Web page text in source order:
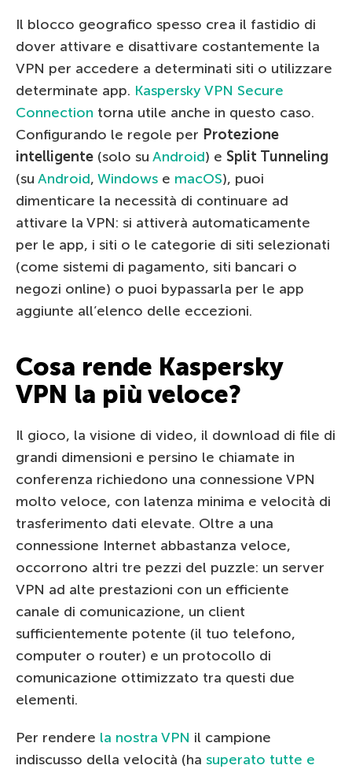
Il blocco geografico spesso crea il fastidio di
dover attivare e disattivare costantemente la
VPN per accedere a determinati siti o utilizzare
determinate app. Kaspersky VPN Secure
Connection torna utile anche in questo caso.
Configurando le regole per Protezione
intelligente (solo su Android) e Split Tunneling
(su Android, Windows e macOS), puoi
dimenticare la necessità di continuare ad
attivare la VPN: si attiverà automaticamente
per le app, i siti o le categorie di siti selezionati
(come sistemi di pagamento, siti bancari o
negozi online) o puoi bypassarla per le app
aggiunte all’elenco delle eccezioni.
Cosa rende Kaspersky
VPN la più veloce?
Il gioco, la visione di video, il download di file di
grandi dimensioni e persino le chiamate in
conferenza richiedono una connessione VPN
molto veloce, con latenza minima e velocità di
trasferimento dati elevate. Oltre a una
connessione Internet abbastanza veloce,
occorrono altri tre pezzi del puzzle: un server
VPN ad alte prestazioni con un efficiente
canale di comunicazione, un client
sufficientemente potente (il tuo telefono,
computer o router) e un protocollo di
comunicazione ottimizzato tra questi due
elementi.
Per rendere la nostra VPN il campione
indiscusso della velocità (ha superato tutte e